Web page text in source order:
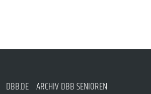
DBB.DE ARCHIV DBB SENIOREN